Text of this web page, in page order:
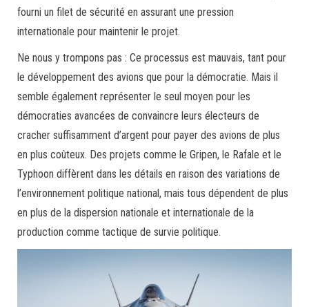
fourni un filet de sécurité en assurant une pression
internationale pour maintenir le projet.
Ne nous y trompons pas : Ce processus est mauvais, tant pour
le développement des avions que pour la démocratie. Mais il
semble également représenter le seul moyen pour les
démocraties avancées de convaincre leurs électeurs de
cracher suffisamment d’argent pour payer des avions de plus
en plus coûteux. Des projets comme le Gripen, le Rafale et le
Typhoon diffèrent dans les détails en raison des variations de
l’environnement politique national, mais tous dépendent de plus
en plus de la dispersion nationale et internationale de la
production comme tactique de survie politique.